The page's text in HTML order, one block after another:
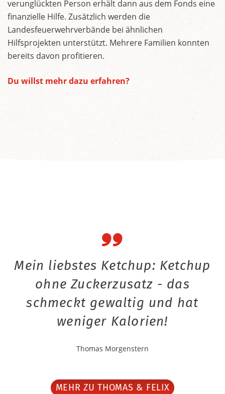
verunglückten Person erhält dann aus dem Fonds eine
finanzielle Hilfe. Zusätzlich werden die
Landesfeuerwehrverbände bei ähnlichen
Hilfsprojekten unterstützt. Mehrere Familien konnten
bereits davon profitieren.
Du willst mehr dazu erfahren?
Mein liebstes Ketchup: Ketchup
ohne Zuckerzusatz - das
schmeckt gewaltig und hat
weniger Kalorien!
Thomas Morgenstern
MEHR ZU THOMAS & FELIX